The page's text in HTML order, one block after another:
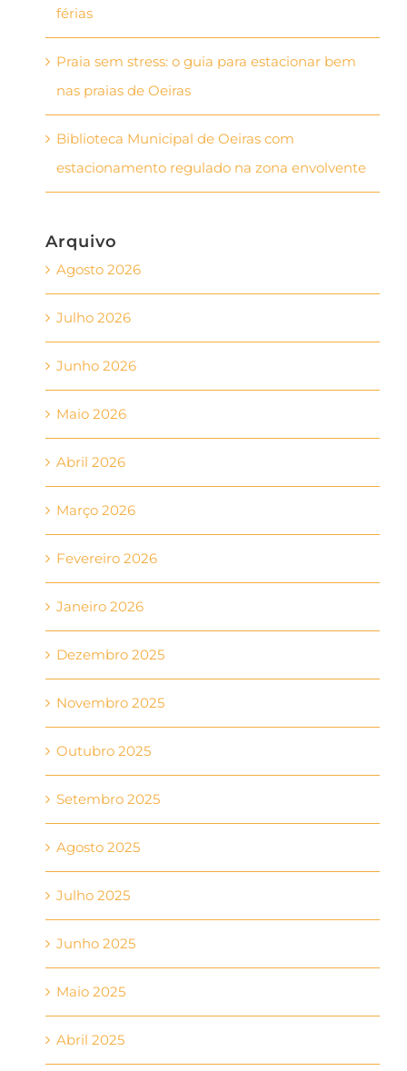
férias
Praia sem stress: o guia para estacionar bem
nas praias de Oeiras
Biblioteca Municipal de Oeiras com
estacionamento regulado na zona envolvente
Arquivo
Agosto 2026
Julho 2026
Junho 2026
Maio 2026
Abril 2026
Março 2026
Fevereiro 2026
Janeiro 2026
Dezembro 2025
Novembro 2025
Outubro 2025
Setembro 2025
Agosto 2025
Julho 2025
Junho 2025
Maio 2025
Abril 2025